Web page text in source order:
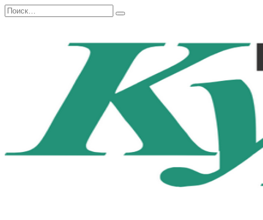
Перейти
к
Search
for: